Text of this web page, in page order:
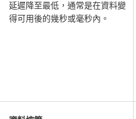
延遲降至最低，通常是在資料變
得可用後的幾秒或毫秒內。